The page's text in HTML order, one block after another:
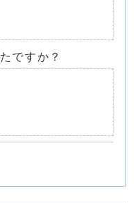
ですか？